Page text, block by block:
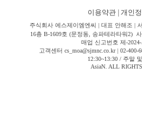
이용약관 개인
주식회사 에스제이엠엔씨 | 대표 안해조 |
16층 B-1609호 (문정동, 송파테라타워2)
매업 신고번호 제-
고객센터 cs_moa@sjmnc.co.kr | 02-
12:30~13:30 / 주말
AsiaN. ALL